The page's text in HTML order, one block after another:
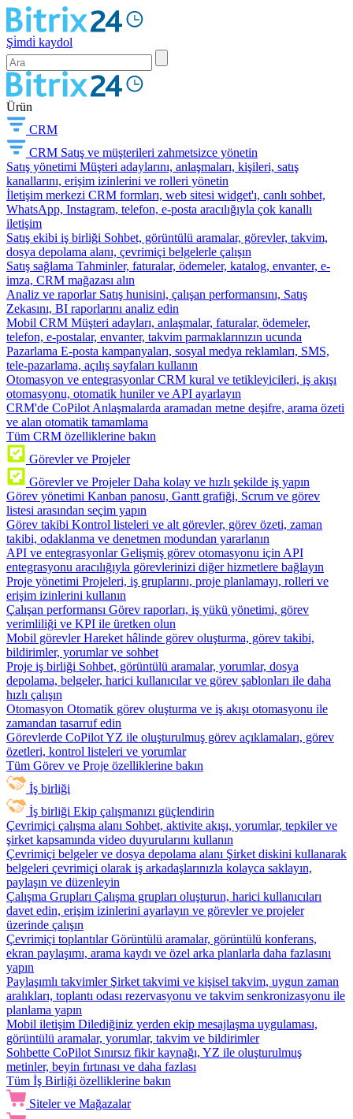
Şi̇mdi̇ kaydol
Ürün
CRM
CRM Satış ve müşterileri zahmetsizce yönetin
Satış yönetimi Müşteri adaylarını, anlaşmaları, kişileri, satış
kanallarını, erişim izinlerini ve rolleri yönetin
İletişim merkezi CRM formları, web sitesi widget'ı, canlı sohbet,
WhatsApp, Instagram, telefon, e-posta aracılığıyla çok kanallı
iletişim
Satış ekibi iş birliği Sohbet, görüntülü aramalar, görevler, takvim,
dosya depolama alanı, çevrimiçi belgelerle çalışın
Satış sağlama Tahminler, faturalar, ödemeler, katalog, envanter, e-
imza, CRM mağazası alın
Analiz ve raporlar Satış hunisini, çalışan performansını, Satış
Zekasını, BI raporlarını analiz edin
Mobil CRM Müşteri adayları, anlaşmalar, faturalar, ödemeler,
telefon, e-postalar, envanter, takvim parmaklarınızın ucunda
Pazarlama E-posta kampanyaları, sosyal medya reklamları, SMS,
tele-pazarlama, açılış sayfaları kullanın
Otomasyon ve entegrasyonlar CRM kural ve tetikleyicileri, iş akışı
otomasyonu, otomatik huniler ve API ayarlayın
CRM'de CoPilot Anlaşmalarda aramadan metne deşifre, arama özeti
ve alan otomatik tamamlama
Tüm CRM özelliklerine bakın
Görevler ve Projeler
Görevler ve Projeler Daha kolay ve hızlı şekilde iş yapın
Görev yönetimi Kanban panosu, Gantt grafiği, Scrum ve görev
listesi arasından seçim yapın
Görev takibi Kontrol listeleri ve alt görevler, görev özeti, zaman
takibi, odaklanma ve denetmen modundan yararlanın
API ve entegrasyonlar Gelişmiş görev otomasyonu için API
entegrasyonu aracılığıyla görevlerinizi diğer hizmetlere bağlayın
Proje yönetimi Projeleri, iş gruplarını, proje planlamayı, rolleri ve
erişim izinlerini kullanın
Çalışan performansı Görev raporları, iş yükü yönetimi, görev
verimliliği ve KPI ile üretken olun
Mobil görevler Hareket hâlinde görev oluşturma, görev takibi,
bildirimler, yorumlar ve sohbet
Proje iş birliği Sohbet, görüntülü aramalar, yorumlar, dosya
depolama, belgeler, harici kullanıcılar ve görev şablonları ile daha
hızlı çalışın
Otomasyon Otomatik görev oluşturma ve iş akışı otomasyonu ile
zamandan tasarruf edin
Görevlerde CoPilotYZ ile oluşturulmuş görev açıklamaları, görev
özetleri, kontrol listeleri ve yorumlar
Tüm Görev ve Proje özelliklerine bakın
İş birliği
İş birliği Ekip çalışmanızı güçlendirin
Çevrimiçi çalışma alanı Sohbet, aktivite akışı, yorumlar, tepkiler ve
şirket kapsamında video duyurularını kullanın
Çevrimiçi belgeler ve dosya depolama alanı Şirket diskini kullanarak
belgeleri çevrimiçi olarak iş arkadaşlarınızla kolayca saklayın,
paylaşın ve düzenleyin
Çalışma Grupları Çalışma grupları oluşturun, harici kullanıcıları
davet edin, erişim izinlerini ayarlayın ve görevler ve projeler
üzerinde çalışın
Çevrimiçi toplantılar Görüntülü aramalar, görüntülü konferans,
ekran paylaşımı, arama kaydı ve özel arka planlarla daha fazlasını
yapın
Paylaşımlı takvimler Şirket takvimi ve kişisel takvim, uygun zaman
aralıkları, toplantı odası rezervasyonu ve takvim senkronizasyonu ile
planlama yapın
Mobil iletişim Dilediğiniz yerden ekip mesajlaşma uygulaması,
görüntülü aramalar, yorumlar, takvim ve bildirimler
Sohbette CoPilot Sınırsız fikir kaynağı, YZ ile oluşturulmuş
metinler, beyin fırtınası ve daha fazlası
Tüm İş Birliği özelliklerine bakın
Siteler ve Mağazalar